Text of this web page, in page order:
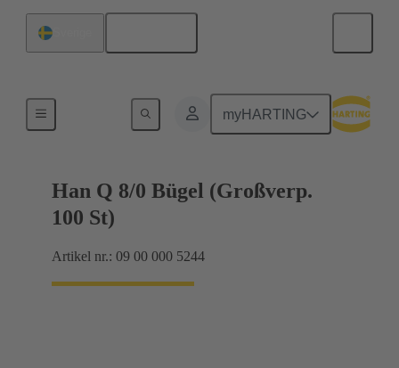
myHARTING
Låsningssystem
Han Q 8/0 Bügel (Großverp.
100 St)
Artikel nr.: 09 00 000 5244